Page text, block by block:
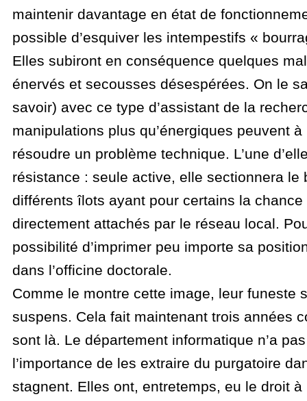
maintenir davantage en état de
possible d’esquiver les intempestifs «
Elles subiront en conséquence quelques
énervés et secousses désespérées. On le
savoir) avec ce type d’assistant de la
manipulations plus qu’énergiques peuvent à
résoudre un problème technique. L’une
résistance : seule active, elle sectionnera le
différents îlots ayant pour certains la chance
directement attachés par le réseau local.
possibilité d’imprimer peu importe sa
dans l’officine doctorale.
Comme le montre cette image, leur funeste
suspens. Cela fait maintenant trois années
sont là. Le département informatique n’a
l’importance de les extraire du purgatoire
stagnent. Elles ont, entretemps, eu le droit à